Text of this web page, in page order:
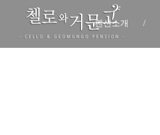
펜션소개 /